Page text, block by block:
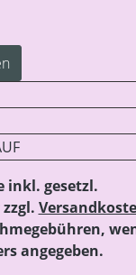
inkl. gesetzl.
angegeben.